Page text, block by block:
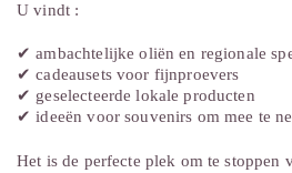
U vindt :
✔ ambachtelijke oliën en regionale
✔ cadeausets voor fijnproevers
✔ geselecteerde lokale producten
✔ ideeën voor souvenirs om mee te
Het is de perfecte plek om te stoppen